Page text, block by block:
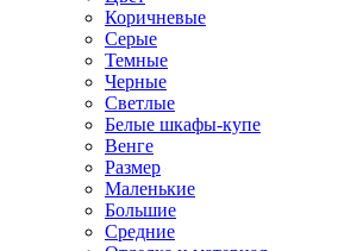
Коричневые
Серые
Темные
Черные
Светлые
Белые шкафы-купе
Венге
Размер
Маленькие
Большие
Средние